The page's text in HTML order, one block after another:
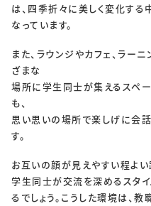
は、四季折々に美しく変化する
なっています。
また、ラウンジやカフェ、ラー
ざまな
場所に学生同士が集えるスペ
も、
思い思いの場所で楽しげに会
す。
お互いの顔が見えやすい程よ
学生同士が交流を深めるスタ
るでしょう。こうした環境は、